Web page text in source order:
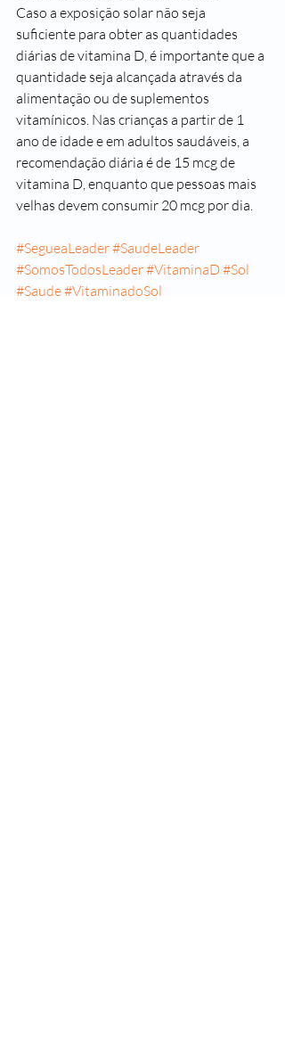
Caso a exposição solar não seja
suficiente para obter as quantidades
diárias de vitamina D, é importante que a
quantidade seja alcançada através da
alimentação ou de suplementos
vitamínicos. Nas crianças a partir de 1
ano de idade e em adultos saudáveis, a
recomendação diária é de 15 mcg de
vitamina D, enquanto que pessoas mais
velhas devem consumir 20 mcg por dia.
#SegueaLeader#SaudeLeader
#SomosTodosLeader#VitaminaD#Sol
#Saude#VitaminadoSol